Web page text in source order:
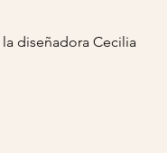
diseñadora Cecilia